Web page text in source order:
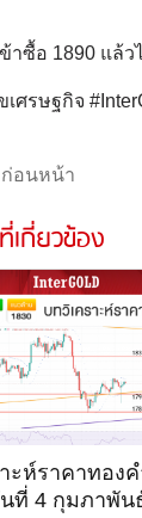
าซื้อ 1890 แล้ว
เศรษฐกิจ
อนหน้า
กี่ยวข้อง
ะห์ราคาทองค
ที่ 4 กุมภาพัน